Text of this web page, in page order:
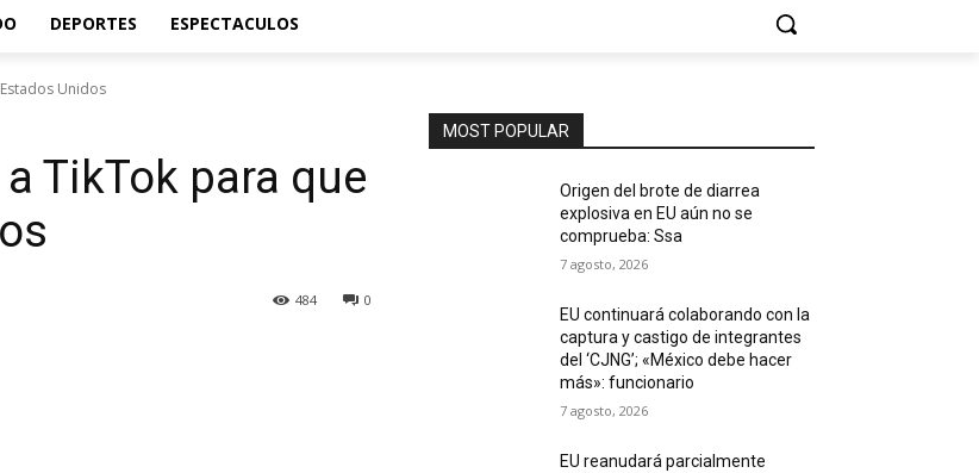
DEPORTES ESPECTACULOS
Unidos
TikTok para que
0
484
MOST POPULAR
Origen del brote de diarrea
explosiva en EU aún no se
comprueba: Ssa
7 agosto, 2026
EU continuará colaborando con la
captura y castigo de integrantes
del ‘CJNG’; «México debe hacer
más»: funcionario
7 agosto, 2026
EU reanudará parcialmente